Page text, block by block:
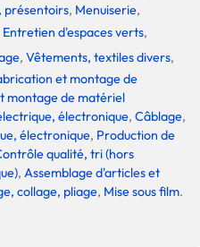
présentoirs, Menuiserie,
Entretien d'espaces verts,
, Vêtements, textiles divers,
et montage de
montage de matériel
électronique, Câblage,
électronique, Production de
qualité, tri (hors
, Assemblage d'articles et
collage, pliage, Mise sous film.